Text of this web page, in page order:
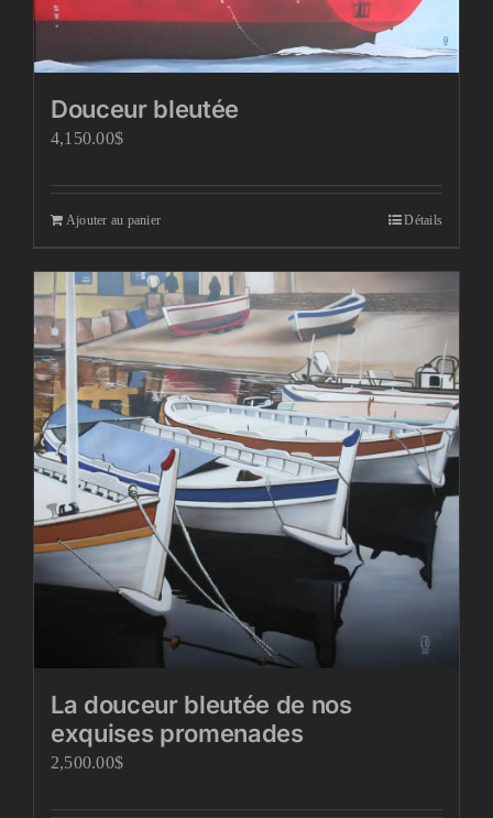
Douceur bleutée
4,150.00$
Ajouter au panier Détails
La douceur bleutée de nos
exquises promenades
2,500.00$